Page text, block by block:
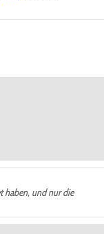
haben, und nur die